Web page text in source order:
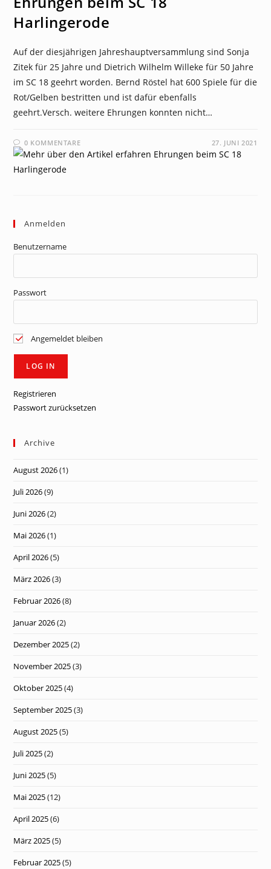
Harlingerode
Auf der diesjährigen Jahreshauptversammlung sind Sonja
Zitek für 25 Jahre und Dietrich Wilhelm Willeke für 50 Jahre
im SC 18 geehrt worden. Bernd Röstel hat 600 Spiele für die
Rot/Gelben bestritten und ist dafür ebenfalls
geehrt.Versch. weitere Ehrungen konnten nicht…
0 KOMMENTARE 27. JUNI 2021
Anmelden
Benutzername
Passwort
Angemeldet bleiben
Registrieren
Passwort zurücksetzen
Archive
August 2026(1)
Juli 2026(9)
Juni 2026(2)
Mai 2026(1)
April 2026(5)
März 2026(3)
Februar 2026(8)
Januar 2026(2)
Dezember 2025(2)
November 2025(3)
Oktober 2025(4)
September 2025(3)
August 2025(5)
Juli 2025(2)
Juni 2025(5)
Mai 2025(12)
April 2025(6)
März 2025(5)
Februar 2025(5)